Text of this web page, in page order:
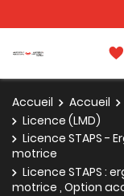
Accueil Accueil
Licence (LMD)
Licence STAPS -
motrice
Licence STAPS :
motrice , Option